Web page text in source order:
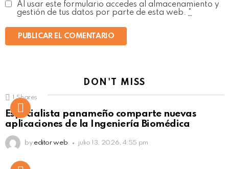
Al usar este formulario accedes al almacenamiento y
gestión de tus datos por parte de esta web.
DON'T MISS
Click to view this post
Shares
Especialista panameño comparte nuevas
aplicaciones de la Ingeniería Biomédica
by editor web julio 13, 2026, 4:55 pm